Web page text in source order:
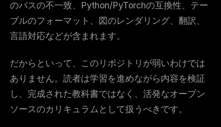
のパスの不一致、Python/PyTorchの互換性、テー
ブルのフォーマット、図のレンダリング、翻訳、
言語対応などが含まれます。
だからといって、このリポジトリが弱いわけでは
ありません。読者は学習を進めながら内容を検証
し、完成された教科書ではなく、活発なオープン
ソースのカリキュラムとして扱うべきです。